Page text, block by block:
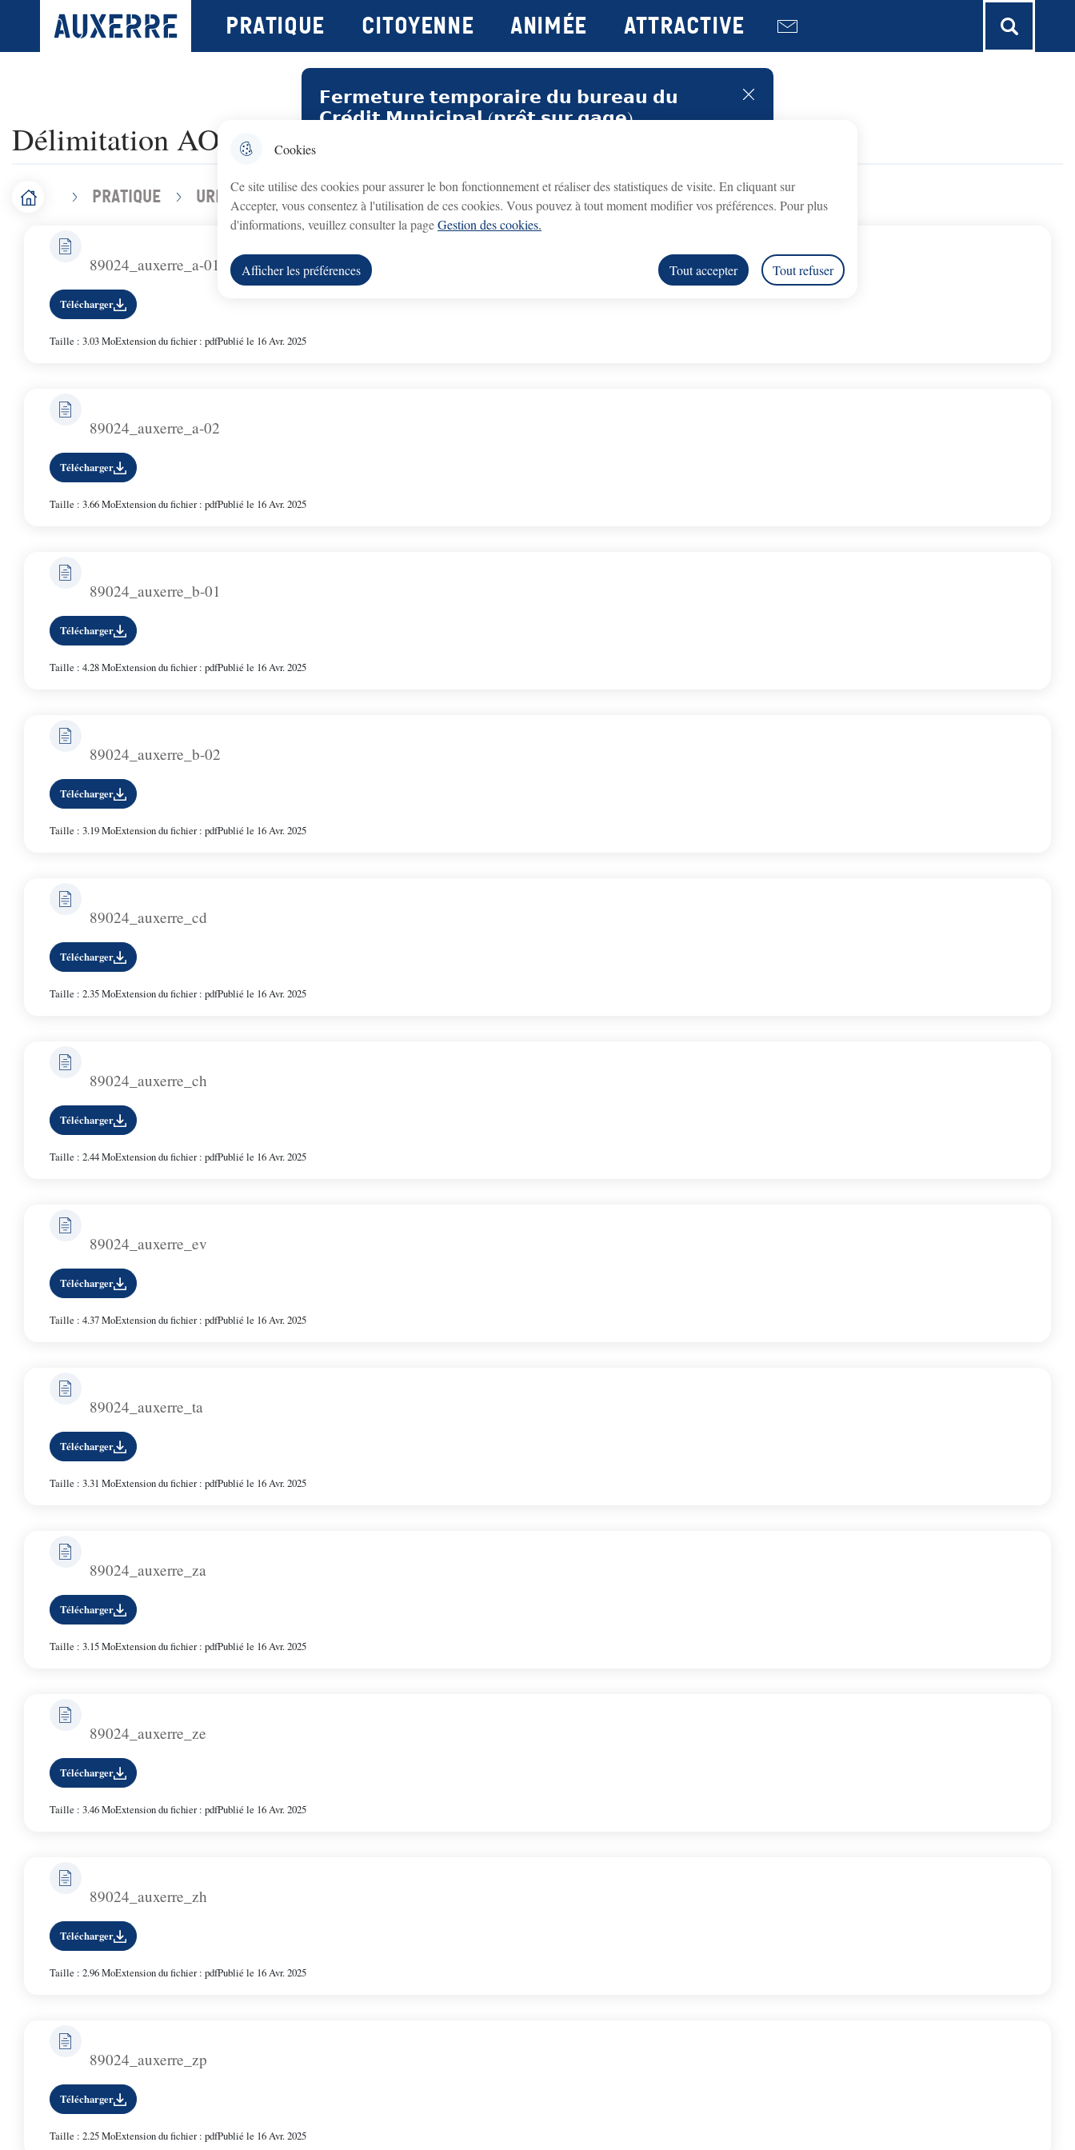
Cookies
Ce site utilise des cookies pour assurer le bon fonctionnement et réaliser des statistiques de visite. En cliquant sur
Accepter, vous consentez à l'utilisation de ces cookies. Vous pouvez à tout moment modifier vos préférences. Pour plus
d'informations, veuillez consulter la pageGestion des cookies.
Afficher les préférences Tout accepter Tout refuser
Aller au menu Aller à la recherche Aller au contenu principal Consulter le plan du site
fermer l'alerte
𝗙𝗲𝗿𝗺𝗲𝘁𝘂𝗿𝗲 𝘁𝗲𝗺𝗽𝗼𝗿𝗮𝗶𝗿𝗲 𝗱𝘂 𝗯𝘂𝗿𝗲𝗮𝘂 𝗱𝘂
𝗖𝗿𝗲́𝗱𝗶𝘁 𝗠𝘂𝗻𝗶𝗰𝗶𝗽𝗮𝗹 (𝗽𝗿𝗲̂𝘁 𝘀𝘂𝗿 𝗴𝗮𝗴𝗲)
Le servicerouvrira le lundi 7 septembre 2026, aux horaires habituels.
Nous vous remercions de votre compréhension.
Ville d'Auxerre
a
g
t
o
r
c
p
e
Pratique Citoyenne Animée attractive
Délimitation AOC
FAccueil Pratique Urbanisme Délimitation AOC
89024_auxerre_a-01
Télécharger
Taille : 3.03 MoExtension du fichier : pdfPublié le 16 Avr. 2025
89024_auxerre_a-02
Télécharger
Taille : 3.66 MoExtension du fichier : pdfPublié le 16 Avr. 2025
89024_auxerre_b-01
Télécharger
Taille : 4.28 MoExtension du fichier : pdfPublié le 16 Avr. 2025
89024_auxerre_b-02
Télécharger
Taille : 3.19 MoExtension du fichier : pdfPublié le 16 Avr. 2025
89024_auxerre_cd
Télécharger
Taille : 2.35 MoExtension du fichier : pdfPublié le 16 Avr. 2025
89024_auxerre_ch
Télécharger
Taille : 2.44 MoExtension du fichier : pdfPublié le 16 Avr. 2025
89024_auxerre_ev
Télécharger
Taille : 4.37 MoExtension du fichier : pdfPublié le 16 Avr. 2025
89024_auxerre_ta
Télécharger
Taille : 3.31 MoExtension du fichier : pdfPublié le 16 Avr. 2025
89024_auxerre_za
Télécharger
Taille : 3.15 MoExtension du fichier : pdfPublié le 16 Avr. 2025
89024_auxerre_ze
Télécharger
Taille : 3.46 MoExtension du fichier : pdfPublié le 16 Avr. 2025
89024_auxerre_zh
Télécharger
Taille : 2.96 MoExtension du fichier : pdfPublié le 16 Avr. 2025
89024_auxerre_zp
Télécharger
Taille : 2.25 MoExtension du fichier : pdfPublié le 16 Avr. 2025